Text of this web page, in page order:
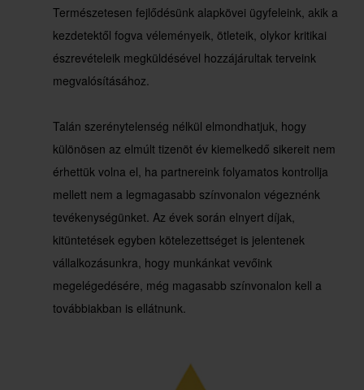
Természetesen fejlődésünk alapkövei ügyfeleink, akik a
kezdetektől fogva véleményeik, ötleteik, olykor kritikai
észrevételeik megküldésével hozzájárultak terveink
megvalósításához.
Talán szerénytelenség nélkül elmondhatjuk, hogy
különösen az elmúlt tizenöt év kiemelkedő sikereit nem
érhettük volna el, ha partnereink folyamatos kontrollja
mellett nem a legmagasabb színvonalon végeznénk
tevékenységünket. Az évek során elnyert díjak,
kitüntetések egyben kötelezettséget is jelentenek
vállalkozásunkra, hogy munkánkat vevőink
megelégedésére, még magasabb színvonalon kell a
továbbiakban is ellátnunk.